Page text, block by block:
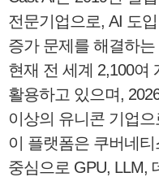
전문기업으로, AI 도
증가 문제를 해결하
현재 전 세계 2,100여
활용하고 있으며,
이상의 유니콘 기업
이 플랫폼은 쿠버네
중심으로 GPU, LLM,